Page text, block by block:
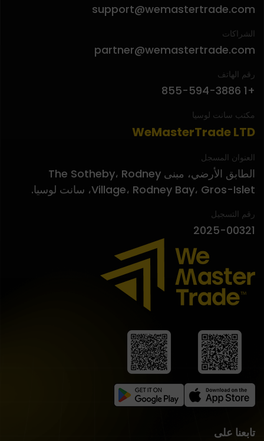
تابعنا على
support@wemastertrade.com
الشراكات
partner@wemastertrade.com
رقم الهاتف
+1 855-594-3886
مكتب سانت لوسيا
WeMasterTrade LTD
العنوان المسجل
الطابق الأرضي، مبنى The Sotheby، Rodney
Village، Rodney Bay، Gros-Islet، سانت لوسيا.
رقم التسجيل
2025-00321